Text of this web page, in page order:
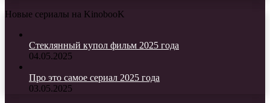
Новые сериалы на KinobooK
Стеклянный купол фильм 2025 года
04.05.2025
Про это самое сериал 2025 года
03.05.2025